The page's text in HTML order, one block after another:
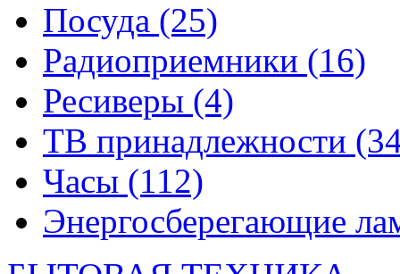
Посуда (25)
Радиоприемники (16)
Ресиверы (4)
ТВ принадлежности
Часы (112)
Энергосберегающие